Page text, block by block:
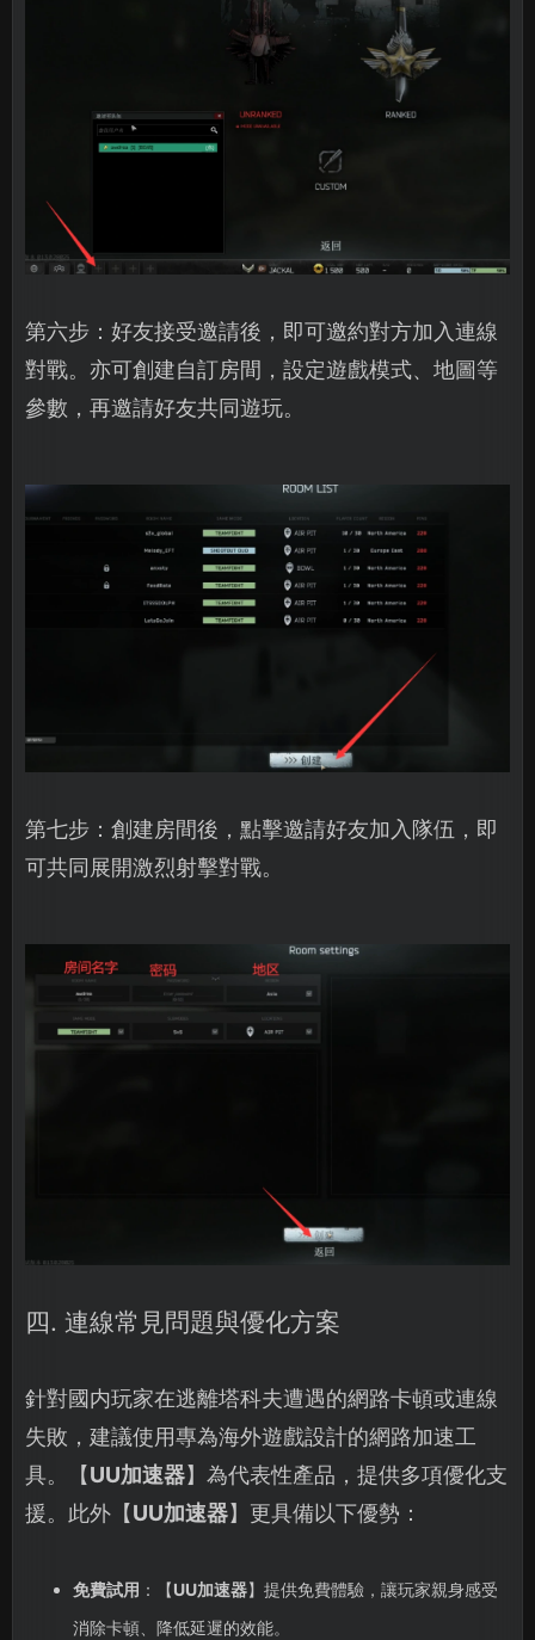
第六步：好友接受邀請後，即可邀約對方加入連線
對戰。亦可創建自訂房間，設定遊戲模式、地圖等
參數，再邀請好友共同遊玩。
第七步：創建房間後，點擊邀請好友加入隊伍，即
可共同展開激烈射擊對戰。
四. 連線常見問題與優化方案
針對國内玩家在逃離塔科夫遭遇的網路卡頓或連線
失敗，建議使用專為海外遊戲設計的網路加速工
具。【UU加速器】為代表性產品，提供多項優化支
援。此外【UU加速器】更具備以下優勢：
免費試用 ：【UU加速器】提供免費體驗，讓玩家親身感受
消除卡頓、降低延遲的效能。